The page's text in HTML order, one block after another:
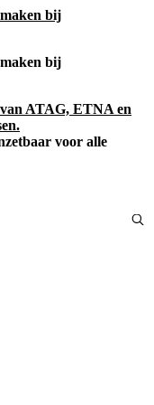
bij
bij
ATAG, ETNA en
voor alle